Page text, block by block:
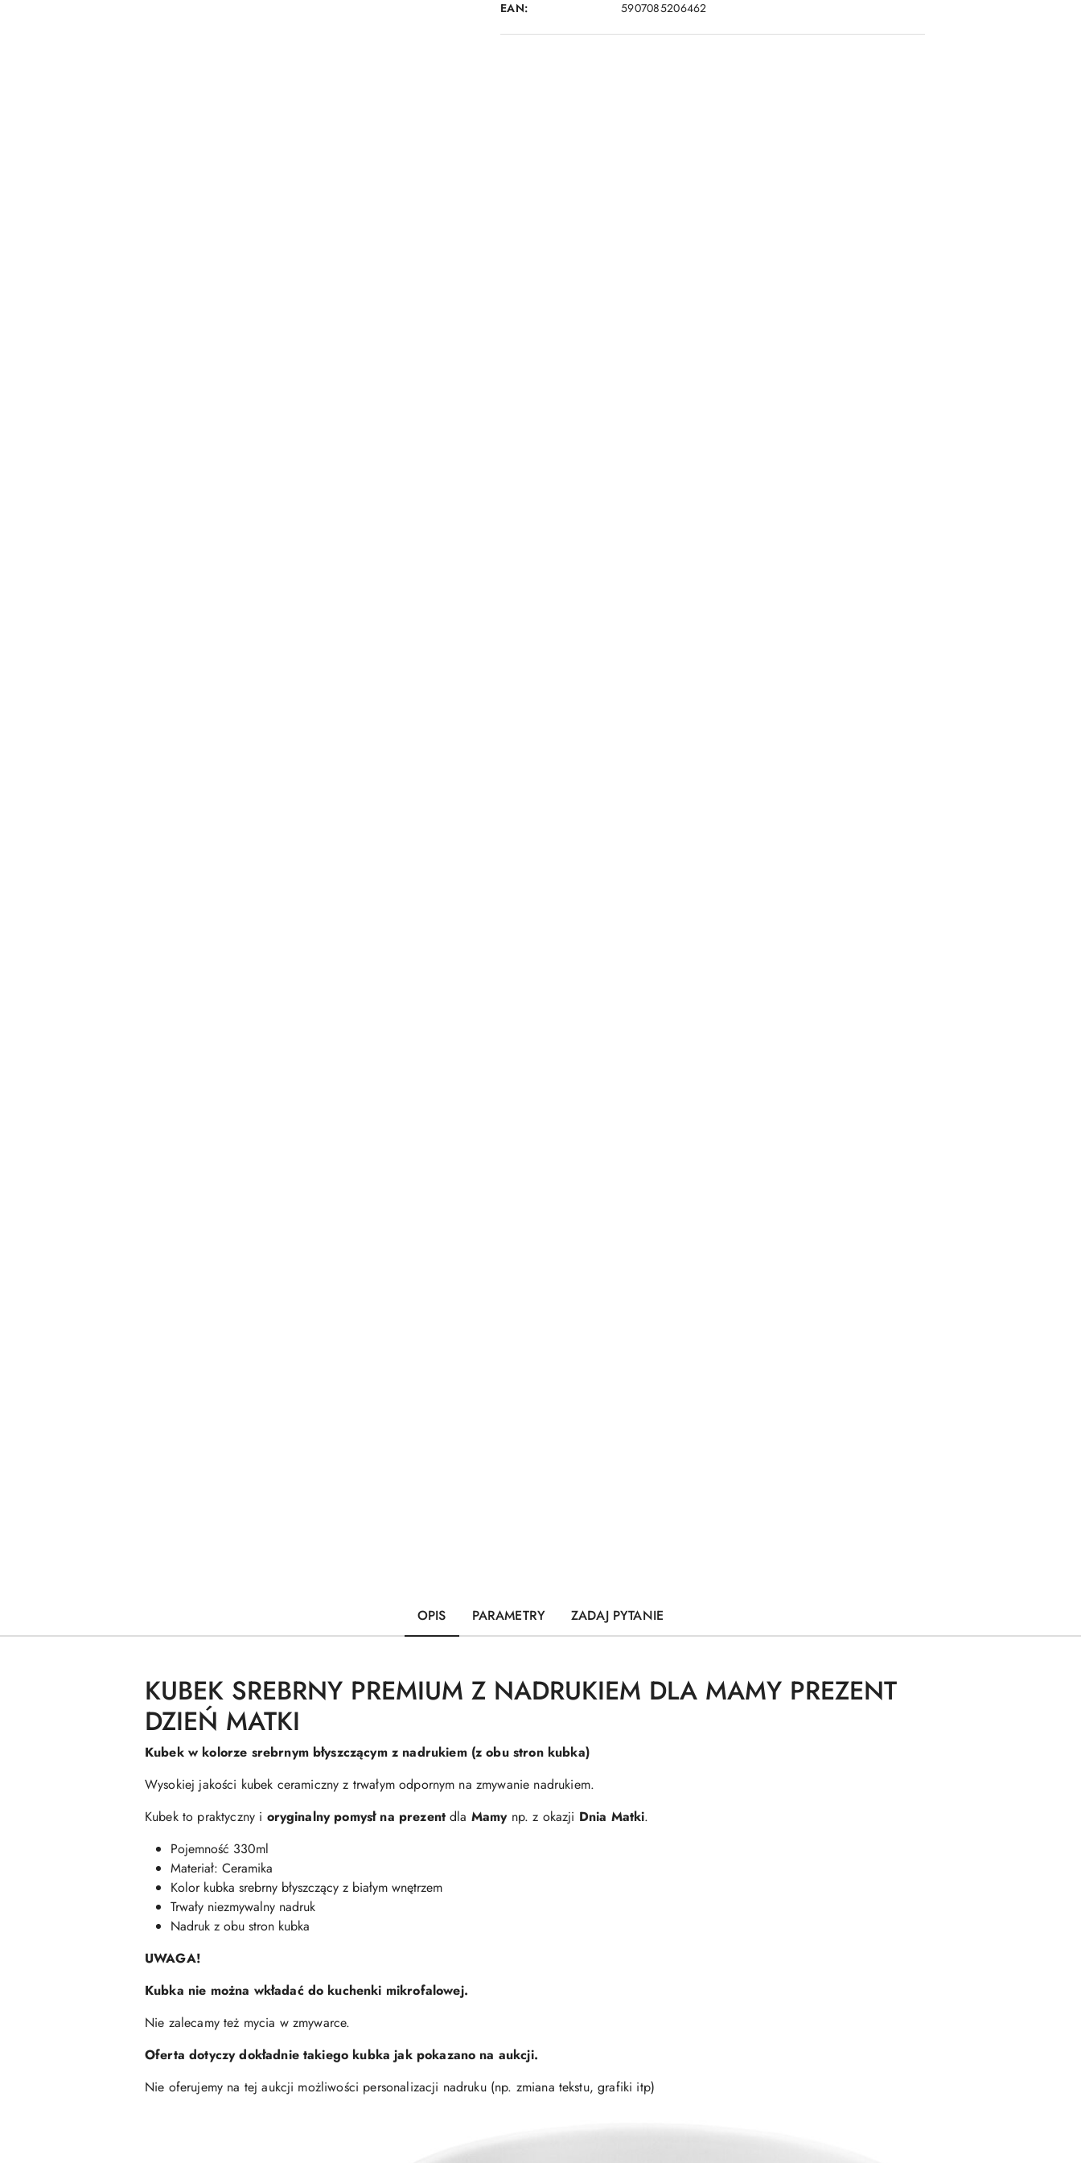
EAN: 5907085206462
OPIS PARAMETRY ZADAJ PYTANIE
KUBEK SREBRNY PREMIUM Z NADRUKIEM DLA MAMY PREZENT
DZIEŃ MATKI
Kubek w kolorze srebrnym błyszczącym z nadrukiem (z obu stron kubka)
Wysokiej jakości kubek ceramiczny z trwałym odpornym na zmywanie nadrukiem.
Kubek to praktyczny i oryginalny pomysł na prezent dla Mamynp. z okazji Dnia Matki.
Pojemność 330ml
Materiał: Ceramika
Kolor kubka srebrny błyszczący z białym wnętrzem
Trwały niezmywalny nadruk
Nadruk z obu stron kubka
UWAGA!
Kubka nie można wkładać do kuchenki mikrofalowej.
Nie zalecamy też mycia w zmywarce.
Oferta dotyczy dokładnie takiego kubka jak pokazano na aukcji.
Nie oferujemy na tej aukcji możliwości personalizacji nadruku (np. zmiana tekstu, grafiki itp)